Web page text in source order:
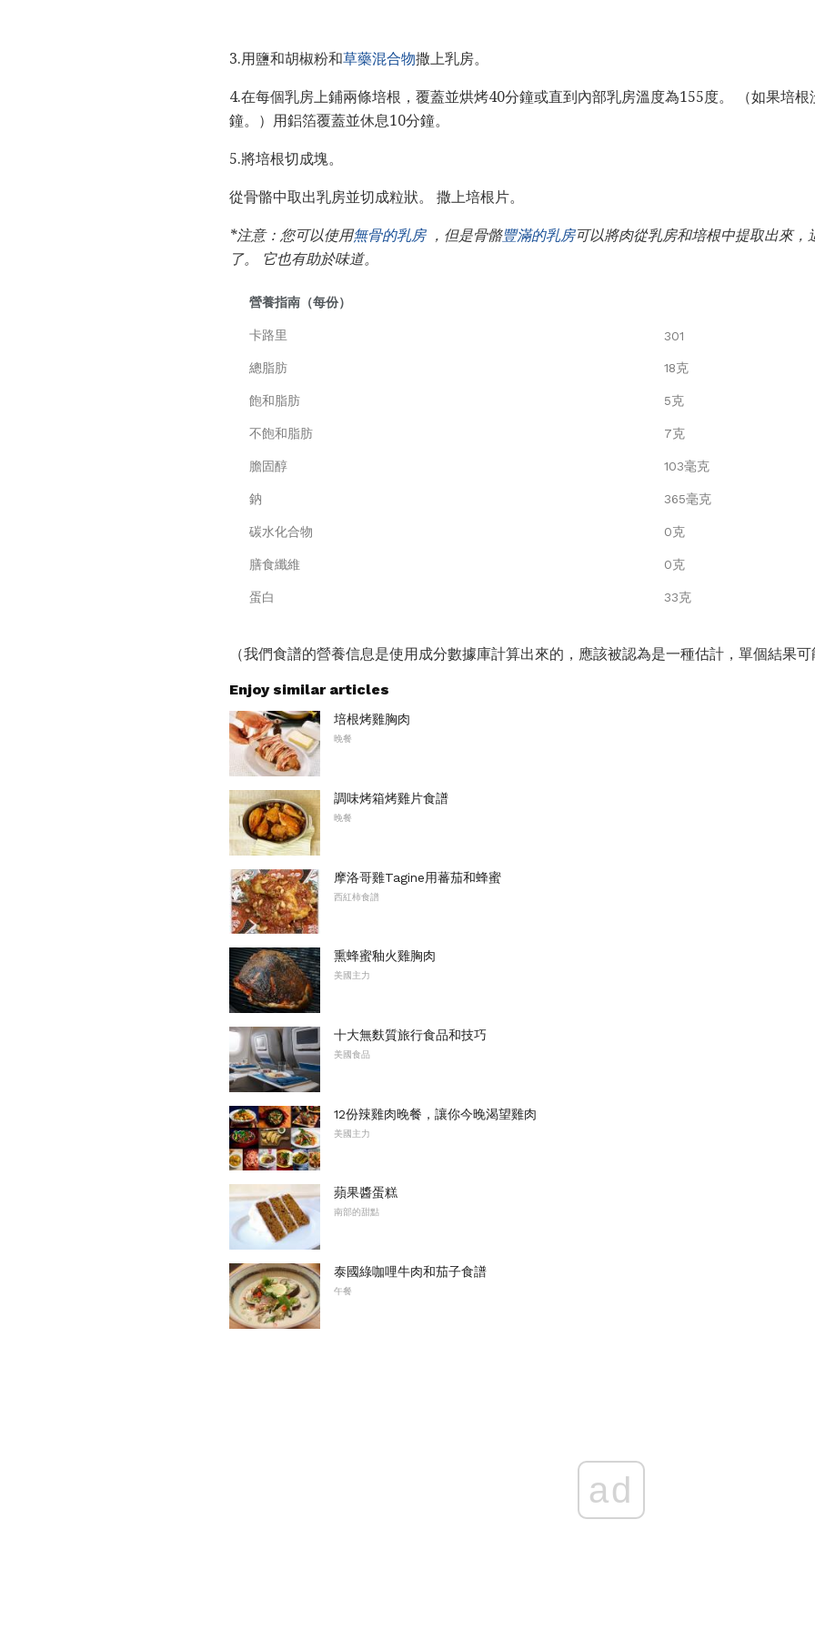
3.用鹽和胡椒粉和草藥混合物撒上乳房。
4.在每個乳房上鋪兩條培根，覆蓋並烘烤40分鐘或直到內部乳房溫度為155度。 （如果培
鐘。）用鋁箔覆蓋並休息10分鐘。
5.將培根切成塊。
從骨骼中取出乳房並切成粒狀。 撒上培根片。
*注意：您可以使用無骨的乳房，但是骨骼豐滿的乳房可以將肉從乳房和培根中提取出來，
了。
它也有助於味道。
營養指南（每份）
卡路里 301
總脂肪 18克
飽和脂肪 5克
不飽和脂肪 7克
膽固醇 103毫克
鈉 365毫克
碳水化合物 0克
膳食纖維 0克
蛋白 33克
（我們食譜的營養信息是使用成分數據庫計算出來的，應該被認為是一種估計，單個結果可
Enjoy similar articles
培根烤雞胸肉
晚餐
調味烤箱烤雞片食譜
晚餐
摩洛哥雞Tagine用蕃茄和蜂蜜
西紅柿食譜
熏蜂蜜釉火雞胸肉
美國主力
十大無麩質旅行食品和技巧
美國食品
12份辣雞肉晚餐，讓你今晚渴望雞肉
美國主力
蘋果醬蛋糕
南部的甜點
泰國綠咖哩牛肉和茄子食譜
午餐
ad